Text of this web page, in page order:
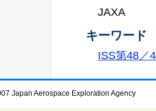
JAXA
キーワード
ISS第48／
Japan Aerospace Exploration Agency